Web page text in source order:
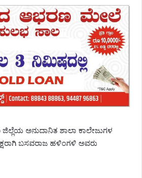
ಅನುದಾನಿತ ಶಾಲಾ ಕಾಲೇಜುಗಳ
ಬಸವರಾಜ ಹಳಿಂಗಳಿ ಅವರು